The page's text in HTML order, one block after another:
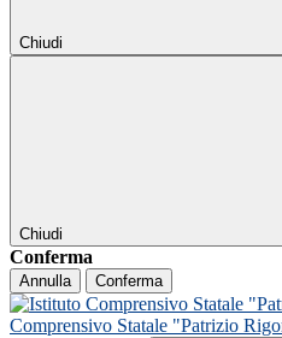
Chiudi
Chiudi
Conferma
Annulla Conferma
Comprensivo Statale "Patrizio